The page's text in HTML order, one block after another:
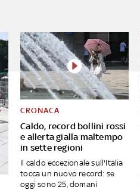
Caldo, record bollini rossi
e allerta gialla maltempo
in sette regioni
CRONACA
Il caldo eccezionale sull'Italia
tocca un nuovo record: se
oggi sono 25, domani